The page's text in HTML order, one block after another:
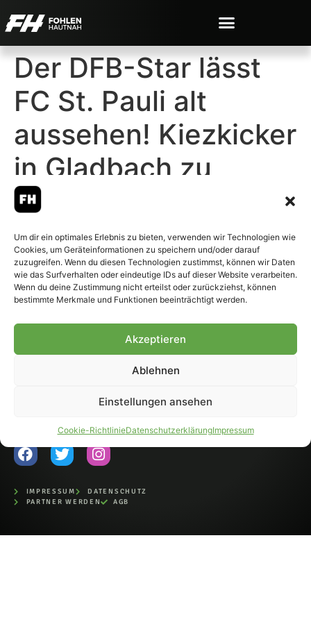
Um dir ein optimales Erlebnis zu bieten, verwenden wir Technologien wie
Cookies, um Geräteinformationen zu speichern und/oder darauf
zuzugreifen. Wenn du diesen Technologien zustimmst, können wir Daten
wie das Surfverhalten oder eindeutige IDs auf dieser Website verarbeiten.
Wenn du deine Zustimmung nicht erteilst oder zurückziehst, können
bestimmte Merkmale und Funktionen beeinträchtigt werden.
Akzeptieren
Ablehnen
Einstellungen ansehen
Cookie-RichtlinieDatenschutzerklärungImpressum
Der DFB-Star lässt
FC St. Pauli alt
aussehen! Kiezkicker
in Gladbach zu
harmlos
© 2007-2026 Fohlen-Hautnah.de
– Alle rechte vorbehalten.
Fohlen-Hautnah.de ist ein
offiziell eingetragenes Magazin
bei der Deutschen
Nationalbibliothek (ISSN 1868-
auszugsweise, nur mit
IMPRESSUM
DATENSCHUTZ
PARTNER WERDEN
AGB